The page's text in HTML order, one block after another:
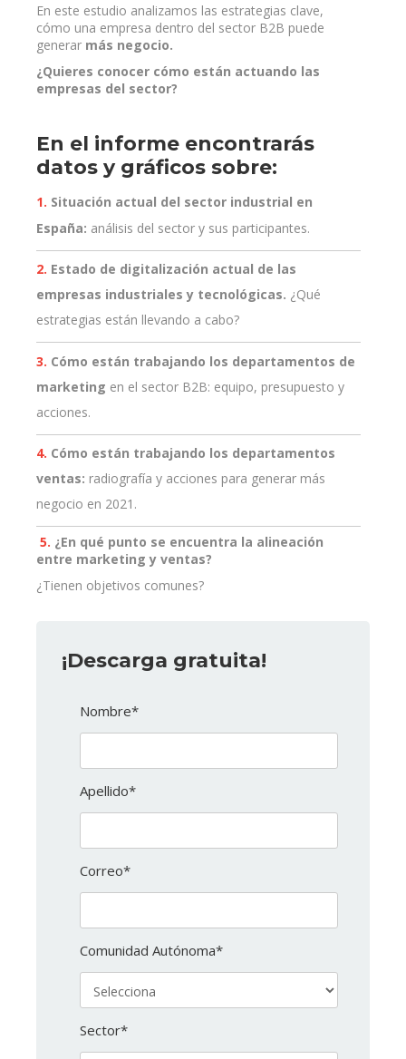
En este estudio analizamos las estrategias clave,
cómo una empresa dentro del sector B2B puede
generar más negocio.
¿Quieres conocer cómo están actuando las
empresas del sector?
En el informe encontrarás
datos y gráficos sobre:
1. Situación actual del sector industrial en
España: análisis del sector y sus participantes.
2. Estado de digitalización actual de las
empresas industriales y tecnológicas. ¿Qué
estrategias están llevando a cabo?
3. Cómo están trabajando los departamentos de
marketing en el sector B2B: equipo, presupuesto y
acciones.
4. Cómo están trabajando los departamentos
ventas: radiografía y acciones para generar más
negocio en 2021.
5. ¿En qué punto se encuentra la alineación
entre marketing y ventas?
¿Tienen objetivos comunes?
¡Descarga gratuita!
Nombre*
Apellido*
Correo*
Comunidad Autónoma*
Sector*